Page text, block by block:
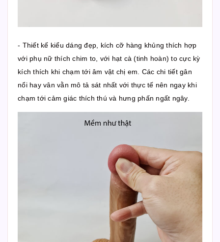
- Thiết kế kiểu dáng đẹp, kích cỡ hàng khủng thích hợp
với phụ nữ thích chim to, với hạt cà (tinh hoàn) to cực kỳ
kích thích khi chạm tới âm vật chị em. Các chi tiết gân
nổi hay vân vằn mô tả sát nhất với thực tế nên ngay khi
chạm tới cảm giác thích thú và hưng phấn ngất ngây.